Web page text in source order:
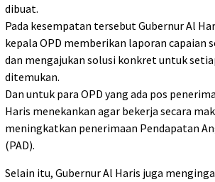
dibuat.
Pada kesempatan tersebut Gubernur Al
kepala OPD memberikan laporan capaian
dan mengajukan solusi konkret untuk
ditemukan.
Dan untuk para OPD yang ada pos
Haris menekankan agar bekerja secara
meningkatkan penerimaan Pendapatan
(PAD).
Selain itu, Gubernur Al Haris juga